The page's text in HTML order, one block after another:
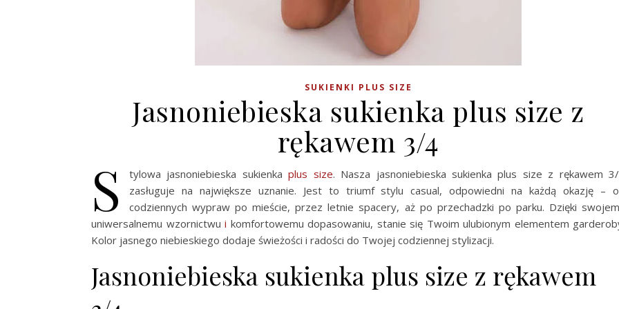
SUKIENKI PLUS SIZE
Jasnoniebieska sukienka plus size z
rękawem 3/4
S tylowa jasnoniebieska sukienkaplus size. Nasza jasnoniebieska sukienka plus size z rękawem
zasługuje na największe uznanie. Jest to triumf stylu casual, odpowiedni na każdą okazję –
codziennych wypraw po mieście, przez letnie spacery, aż po przechadzki po parku. Dzięki
uniwersalnemu wzornictwu i komfortowemu dopasowaniu, stanie się Twoim ulubionym elementem
Kolor jasnego niebieskiego dodaje świeżości i radości do Twojej codziennej stylizacji.
Jasnoniebieska sukienka plus size z rękawem